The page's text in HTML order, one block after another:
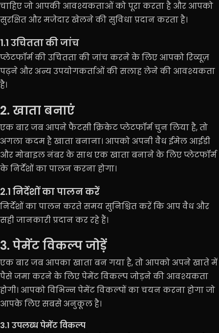
चाहिए जो आपकी आवश्यकताओं को पूरा करता है और आपको
सुरक्षित और मजेदार खेलने की सुविधा प्रदान करता है।
1.1 उचितता की जांच
प्लेटफॉर्म की उचितता की जांच करने के लिए आपको रिव्यूज़
पढ़ने और अन्य उपयोगकर्ताओं की सलाह लेने की आवश्यकता
है।
2. खाता बनाएं
एक बार जब आपने फैंटसी क्रिकेट प्लेटफॉर्म चुन लिया है, तो
अगला कदम है खाता बनाना। आपको अपनी वैध ईमेल आईडी
और मोबाइल नंबर के साथ एक खाता बनाने के लिए प्लेटफॉर्म
के निर्देशों का पालन करना होगा।
2.1 निर्देशों का पालन करें
निर्देशों का पालन करते समय सुनिश्चित करें कि आप वैध और
सही जानकारी प्रदान कर रहे हैं।
3. पेमेंट विकल्प जोड़ें
एक बार जब आपका खाता बन गया है, तो आपको अपने खाते में
पैसे जमा करने के लिए पेमेंट विकल्प जोड़ने की आवश्यकता
होगी। आपको विभिन्न पेमेंट विकल्पों का चयन करना होगा जो
आपके लिए सबसे अनुकूल है।
3.1 उपलब्ध पेमेंट विकल्प